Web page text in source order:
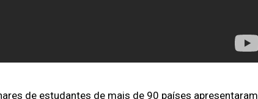
de estudantes de mais de 90 países apresentaram